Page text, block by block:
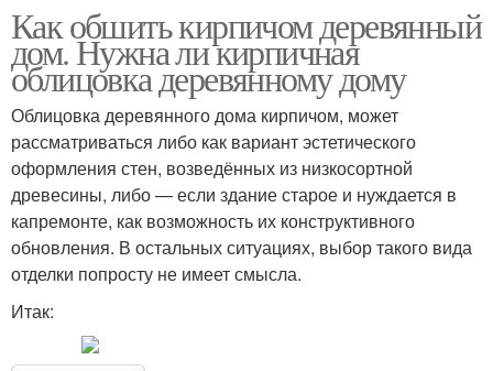
Как обшить кирпичом деревянный
дом. Нужна ли кирпичная
облицовка деревянному дому
Облицовка деревянного дома кирпичом, может
рассматриваться либо как вариант эстетического
оформления стен, возведённых из низкосортной
древесины, либо — если здание старое и нуждается в
капремонте, как возможность их конструктивного
обновления. В остальных ситуациях, выбор такого вида
отделки попросту не имеет смысла.
Итак: